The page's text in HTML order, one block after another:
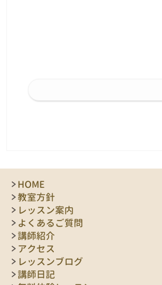
HOME
教室方針
レッスン案内
よくあるご質問
講師紹介
アクセス
レッスンブログ
講師日記